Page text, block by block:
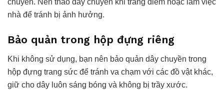
chuyền. Nên tháo dây chuyền khi trang điểm hoặc làm việc
nhà để tránh bị ảnh hưởng.
Bảo quản trong hộp đựng riêng
Khi không sử dụng, bạn nên bảo quản dây chuyền trong
hộp đựng trang sức để tránh va chạm với các đồ vật khác,
giữ cho dây luôn sáng bóng và không bị trầy xước.